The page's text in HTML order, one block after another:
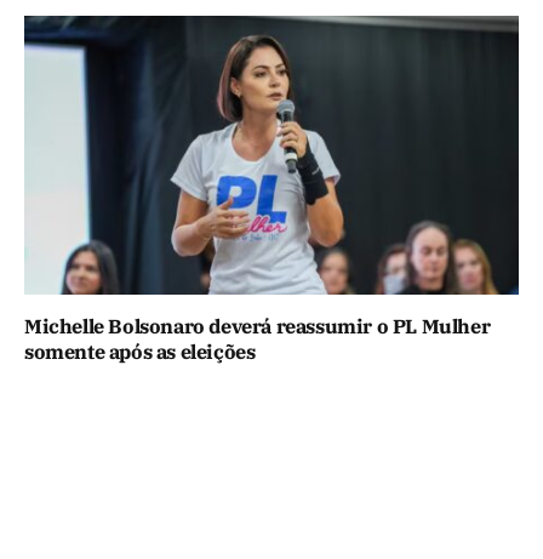
Michelle Bolsonaro deverá reassumir o PL Mulher
somente após as eleições